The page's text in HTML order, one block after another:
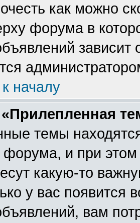
как можно
форума в
зависит
началу
«Прилепленная
темы
форума, и при
какую-то
у вас появится
вам